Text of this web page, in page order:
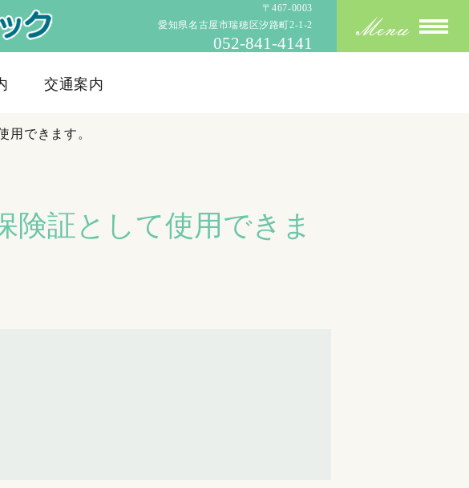
〒467-0003
愛知県名古屋市瑞穂区汐路町2-1-2
052-841-4141
交通案内
用できます。
険証として使用できま